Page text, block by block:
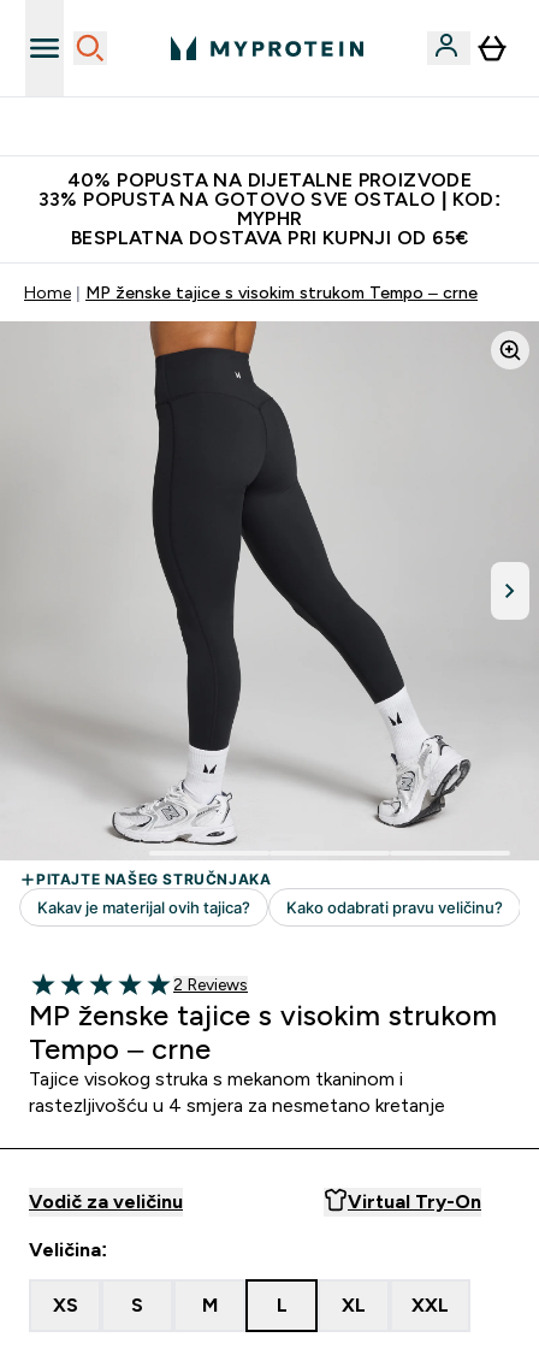
40% POPUSTA NA DIJETALNE PROIZVODE
33% POPUSTA NA GOTOVO SVE OSTALO | KOD:
MYPHR
BESPLATNA DOSTAVA PRI KUPNJI OD 65€
Home MP ženske tajice s visokim strukom Tempo – crne
5 out of 5 stars
2 customer reviews
2 Reviews
MP ženske tajice s visokim strukom
Tempo – crne
Tajice visokog struka s mekanom tkaninom i
rastezljivošću u 4 smjera za nesmetano kretanje
Vodič za veličinu Virtual Try-On
Veličina:
XS S M L XL XXL